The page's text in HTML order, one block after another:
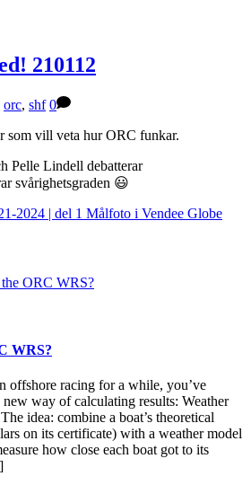
210112
orc, shf 0
som vill veta hur ORC funkar.
Pelle Lindell debatterar
svårighetsgraden 😃
2024 | del 1 Målfoto i Vendee Globe
WRS?
offshore racing for a while, you’ve
way of calculating results: Weather
idea: combine a boat’s theoretical
on its certificate) with a weather model
how close each boat got to its